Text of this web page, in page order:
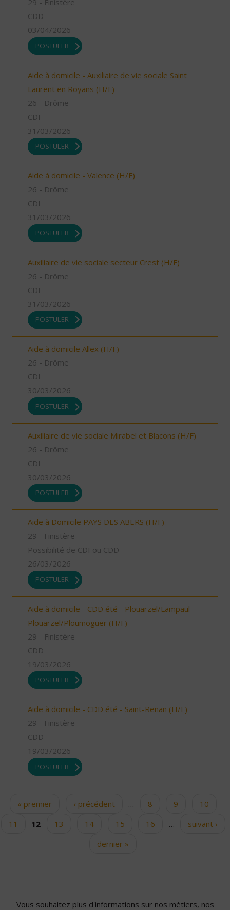
29 - Finistère
CDD
03/04/2026
POSTULER
Aide à domicile - Auxiliaire de vie sociale Saint
Laurent en Royans (H/F)
26 - Drôme
CDI
31/03/2026
POSTULER
Aide à domicile - Valence (H/F)
26 - Drôme
CDI
31/03/2026
POSTULER
Auxiliaire de vie sociale secteur Crest (H/F)
26 - Drôme
CDI
31/03/2026
POSTULER
Aide à domicile Allex (H/F)
26 - Drôme
CDI
30/03/2026
POSTULER
Auxiliaire de vie sociale Mirabel et Blacons (H/F)
26 - Drôme
CDI
30/03/2026
POSTULER
Aide à Domicile PAYS DES ABERS (H/F)
29 - Finistère
Possibilité de CDI ou CDD
26/03/2026
POSTULER
Aide à domicile - CDD été - Plouarzel/Lampaul-
Plouarzel/Ploumoguer (H/F)
29 - Finistère
CDD
19/03/2026
POSTULER
Aide à domicile - CDD été - Saint-Renan (H/F)
29 - Finistère
CDD
19/03/2026
POSTULER
Pages« premier ‹ précédent … 8 9
10
11
12 13 14 15 16 …
suivant ›
dernier »
Vous souhaitez plus d'informations sur nos métiers, nos